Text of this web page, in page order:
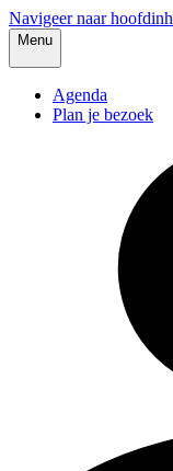
Navigeer naar
Menu
Agenda
Plan je bezoek